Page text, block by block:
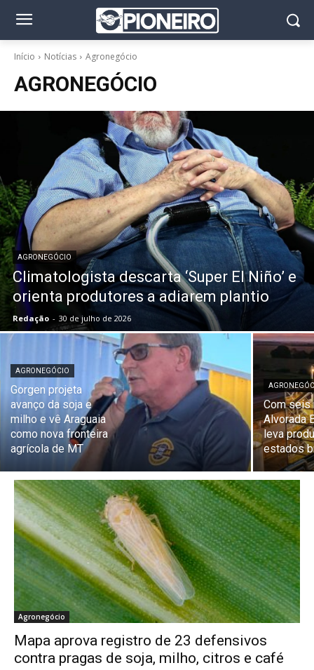
Início Notícias Agronegócio
AGRONEGÓCIO
AGRONEGÓCIO
Climatologista descarta ‘Super El Niño’ e
orienta produtores a adiarem plantio
Redação - 30 de julho de 2026
AGRONEGÓCIO
Gorgen projeta
avanço da soja e
milho e vê Araguaia
como nova fronteira
agrícola de MT
Com seis
Alvorada
leva
estados
Agronegócio
Mapa aprova registro de 23 defensivos
contra pragas de soja, milho, citros e café